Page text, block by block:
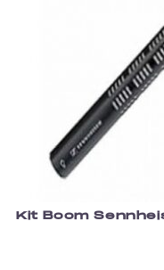
Kit Boom